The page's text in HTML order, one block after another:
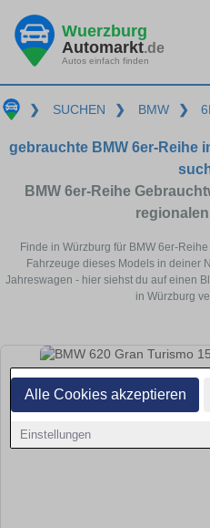
Alle Cookies akzeptieren
Einstellungen
Wuerzburg
Automarkt.de
Autos einfach finden
❯ SUCHEN ❯ BMW ❯
gebrauchte BMW 6er-Reihe
BMW 6er-Reihe
Finde in Würzburg für BMW 6er-
Fahrzeuge dieses Models in deiner
Jahreswagen - hier siehst du auf einen
in Würzburg